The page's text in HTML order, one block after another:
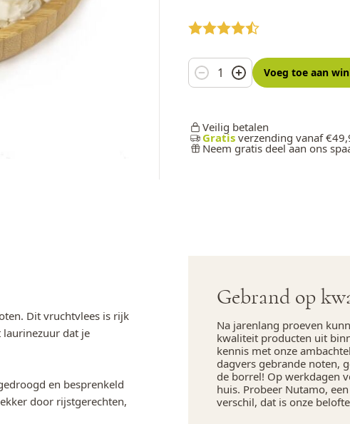
Aantal Voeg toeaan
Veilig betalen
Gratis verzending vanaf
Neem gratis deel aan ons
Dit vruchtvlees is rijk
laurinezuur dat je
en besprenkeld
door rijstgerechten,
Gebrand op
Na jarenlang proeven
kwaliteit producten uit
kennis met onze
dagvers gebrande noten,
de borrel! Op werkdagen
huis. Probeer Nutamo,
verschil, dat is onze